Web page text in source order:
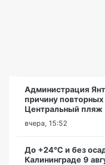
Администрация
причину повторных
Центральный пляж
вчера, 15:52
До +24°С и без
Калининграде 9